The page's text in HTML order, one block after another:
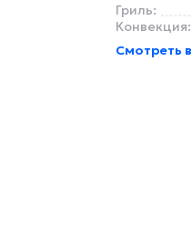
Гриль:
Конвекция:
Смотреть